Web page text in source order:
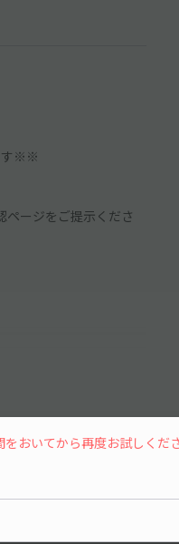
す※※
ージをご提示くださ
おいてから再度お試しくだ